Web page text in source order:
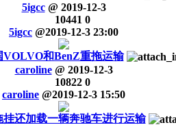
5igcc @ 2019-12-3
10441 0
5igcc @2019-12-3 23:00
VOLVO和BenZ重拖运输
caroline @ 2019-12-3
10822 0
caroline @2019-12-3 15:50
挂还加载一辆奔驰车进行运输